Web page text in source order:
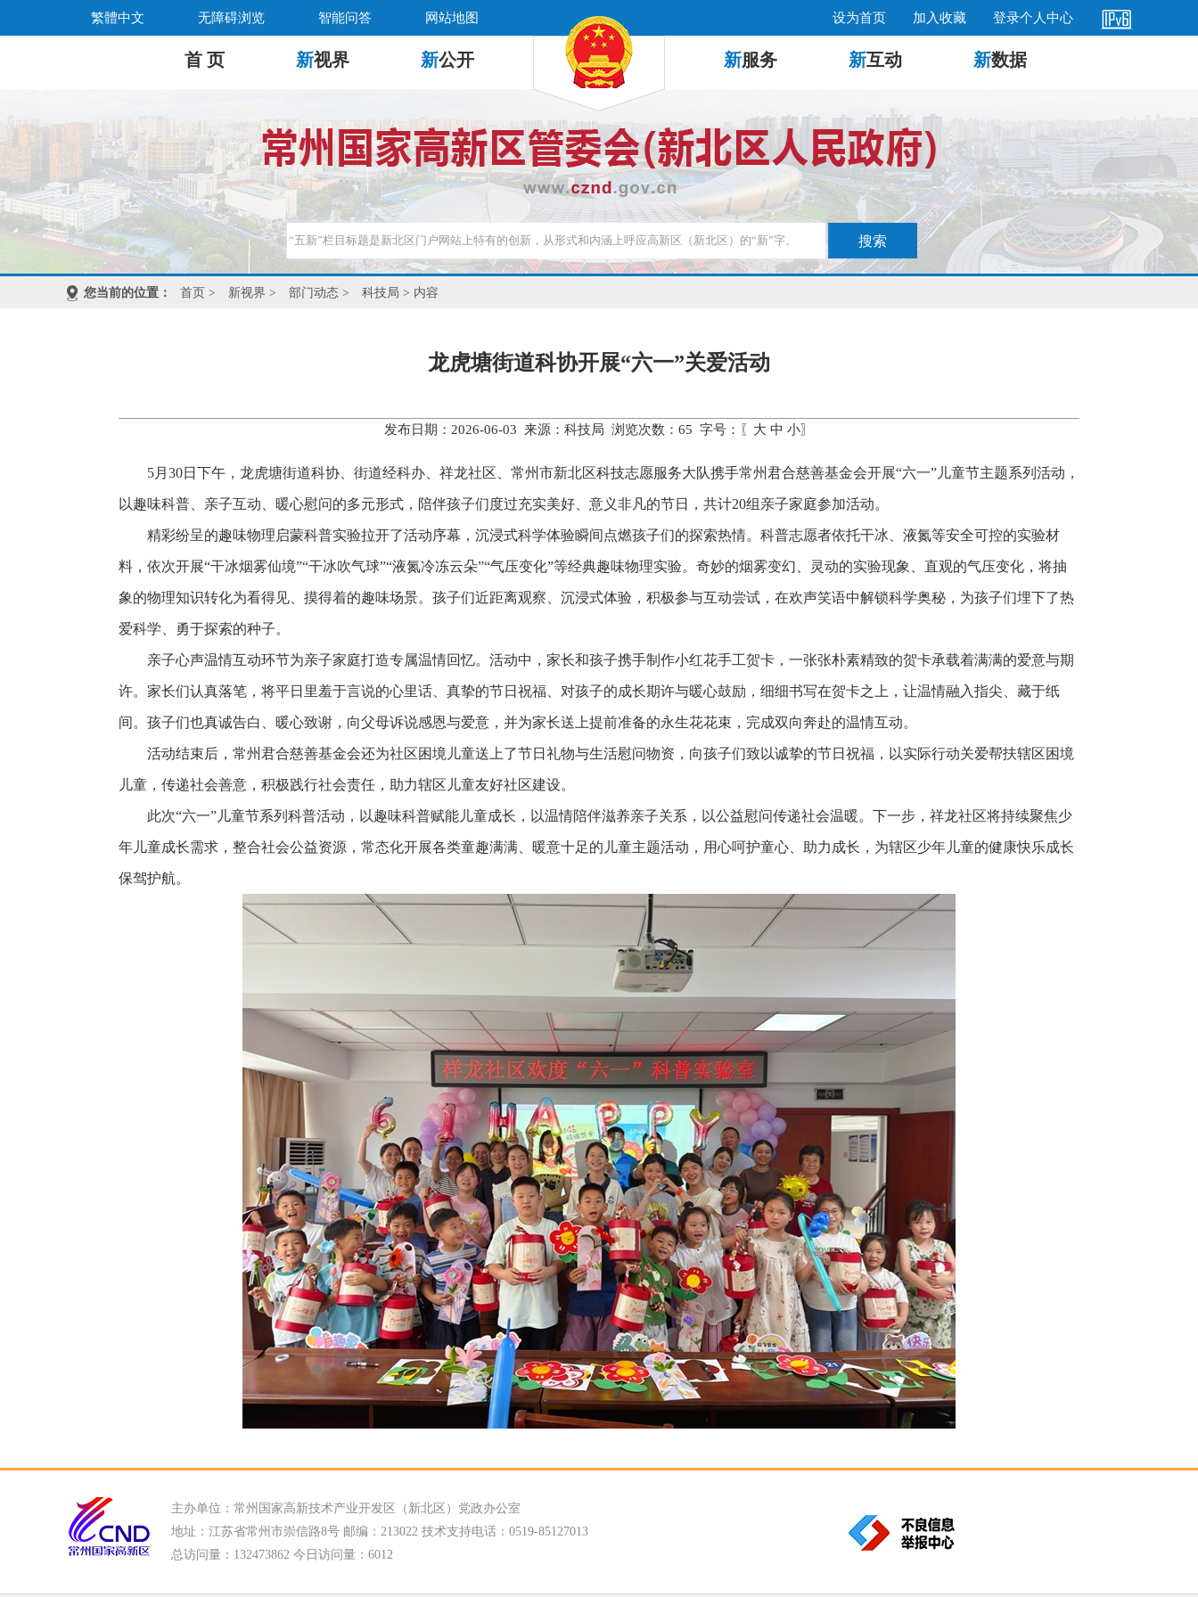
繁體中文 无障碍浏览 智能问答 网站地图 设为首页 加入收藏 登录个人中心
首 页 新视界 新公开 新服务 新互动 新数据
您当前的位置： 首页 > 新视界 > 部门动态 > 科技局 > 内容
龙虎塘街道科协开展“六一”关爱活动
发布日期：2026-06-03 来源：科技局 浏览次数： 65 字号：〖 大 中 小〗
5月30日下午，龙虎塘街道科协、街道经科办、祥龙社区、常州市新北区科技志愿服务大队携手常州君合慈善基金会开展“六一”儿童节主题系列活动，
以趣味科普、亲子互动、暖心慰问的多元形式，陪伴孩子们度过充实美好、意义非凡的节日，共计20组亲子家庭参加活动。
精彩纷呈的趣味物理启蒙科普实验拉开了活动序幕，沉浸式科学体验瞬间点燃孩子们的探索热情。科普志愿者依托干冰、液氮等安全可控的实验材
料，依次开展“干冰烟雾仙境”“干冰吹气球”“液氮冷冻云朵”“气压变化”等经典趣味物理实验。奇妙的烟雾变幻、灵动的实验现象、直观的气压变化，将抽
象的物理知识转化为看得见、摸得着的趣味场景。孩子们近距离观察、沉浸式体验，积极参与互动尝试，在欢声笑语中解锁科学奥秘，为孩子们埋下了热
爱科学、勇于探索的种子。
亲子心声温情互动环节为亲子家庭打造专属温情回忆。活动中，家长和孩子携手制作小红花手工贺卡，一张张朴素精致的贺卡承载着满满的爱意与期
许。家长们认真落笔，将平日里羞于言说的心里话、真挚的节日祝福、对孩子的成长期许与暖心鼓励，细细书写在贺卡之上，让温情融入指尖、藏于纸
间。孩子们也真诚告白、暖心致谢，向父母诉说感恩与爱意，并为家长送上提前准备的永生花花束，完成双向奔赴的温情互动。
活动结束后，常州君合慈善基金会还为社区困境儿童送上了节日礼物与生活慰问物资，向孩子们致以诚挚的节日祝福，以实际行动关爱帮扶辖区困境
儿童，传递社会善意，积极践行社会责任，助力辖区儿童友好社区建设。
此次“六一”儿童节系列科普活动，以趣味科普赋能儿童成长，以温情陪伴滋养亲子关系，以公益慰问传递社会温暖。下一步，祥龙社区将持续聚焦少
年儿童成长需求，整合社会公益资源，常态化开展各类童趣满满、暖意十足的儿童主题活动，用心呵护童心、助力成长，为辖区少年儿童的健康快乐成长
保驾护航。
主办单位：常州国家高新技术产业开发区（新北区）党政办公室
地址：江苏省常州市崇信路8号 邮编：213022 技术支持电话：0519-85127013
总访问量： 132473862 今日访问量： 6012